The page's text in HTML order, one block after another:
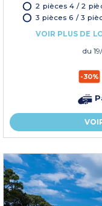
2 pièces 4 / 2
3 pièces 6 / 3
VOIR PLUS DE
du
-30%